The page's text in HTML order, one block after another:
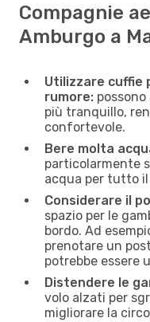
Compagnie
Amburgo a
Utilizzare cuffie
rumore:
più tranquillo,
confortevole.
Bere molta
particolarmente
acqua per tutto il
Considerare il
spazio per le
bordo. Ad
prenotare un
potrebbe essere
Distendere le
volo alzati per
migliorare la